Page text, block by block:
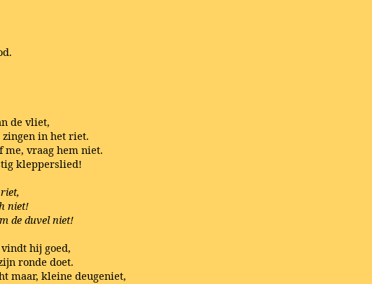
de vliet,
zingen in het riet.
me, vraag hem niet.
klepperslied!
niet!
de duvel niet!
hij goed,
ronde doet.
maar, kleine deugeniet,